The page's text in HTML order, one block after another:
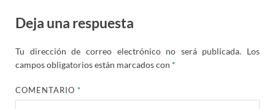
Deja una respuesta
Tu dirección de correo electrónico no será publicada. Los
campos obligatorios están marcados con *
COMENTARIO*